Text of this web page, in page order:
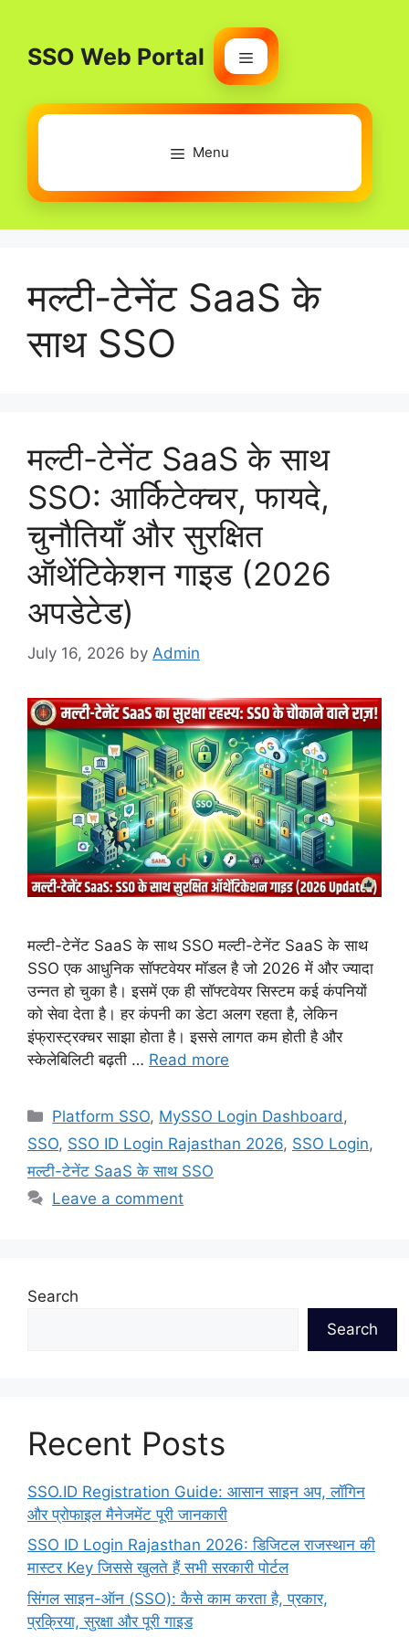
contentSSO Web Portal
Menu
Menu
मल्टी-टेनेंट SaaS के
साथ SSO
मल्टी-टेनेंट SaaS के साथ
SSO: आर्किटेक्चर, फायदे,
चुनौतियाँ और सुरक्षित
ऑथेंटिकेशन गाइड (2026
अपडेटेड)
July 16, 2026 by Admin
मल्टी-टेनेंट SaaS के साथ SSO मल्टी-टेनेंट SaaS के साथ
SSO एक आधुनिक सॉफ्टवेयर मॉडल है जो 2026 में और ज्यादा
उन्नत हो चुका है। इसमें एक ही सॉफ्टवेयर सिस्टम कई कंपनियों
को सेवा देता है। हर कंपनी का डेटा अलग रहता है, लेकिन
इंफ्रास्ट्रक्चर साझा होता है। इससे लागत कम होती है और
स्केलेबिलिटी बढ़ती … Read more
Categories
Platform SSO, MySSO Login Dashboard ,
SSO, SSO ID Login Rajasthan 2026, SSO Login,
मल्टी-टेनेंट SaaS के साथ SSO
Leave a comment
Search
Search
Recent Posts
SSO.ID Registration Guide: आसान साइन अप, लॉगिन
और प्रोफाइल मैनेजमेंट पूरी जानकारी
SSO ID Login Rajasthan 2026: डिजिटल राजस्थान की
मास्टर Key जिससे खुलते हैं सभी सरकारी पोर्टल
सिंगल साइन-ऑन (SSO): कैसे काम करता है, प्रकार,
प्रक्रिया, सुरक्षा और पूरी गाइड